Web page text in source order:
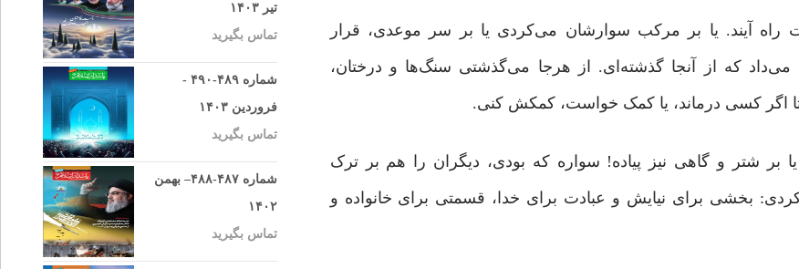
راه آیند. یا بر مرکب سوارشان می‌کردی یا بر سر موعدی، قرار
که از آنجا گذشته‌ای. از هرجا می‌گذشتی سنگ‌ها و درختان،
اگر کسی درماند، یا کمک خواست، کمکش کنی.
شتر و گاهی نیز پیاده! سواره که بودی، دیگران را هم بر ترک
بخشی برای نیایش و عبادت برای خدا، قسمتی برای خانواده و
تیر ۱۴۰۳
تماس بگیرید
شماره ۴۸۹-۴۹۰ -
فروردین ۱۴۰۳
تماس بگیرید
شماره ۴۸۷-۴۸۸– بهمن
۱۴۰۲
تماس بگیرید